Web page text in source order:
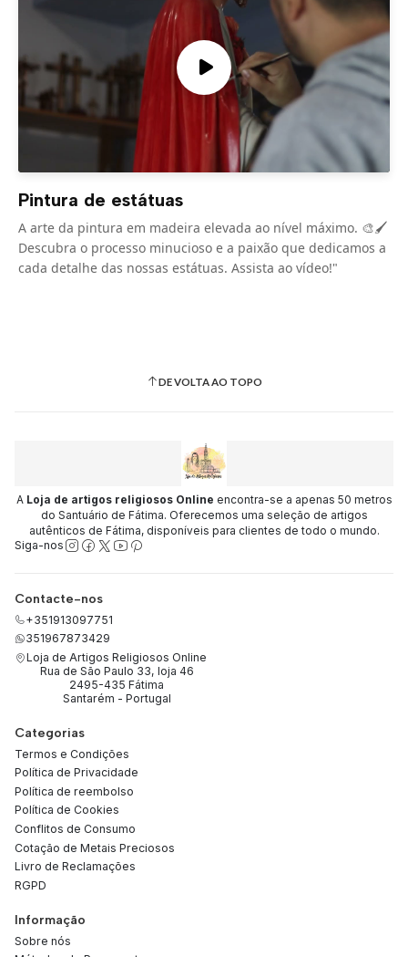
Pintura de estátuas
A arte da pintura em madeira elevada ao nível máximo. 🎨🖌️
Descubra o processo minucioso e a paixão que dedicamos a
cada detalhe das nossas estátuas. Assista ao vídeo!"
DE VOLTA AO TOPO
A Loja de artigos religiosos Online encontra-se a apenas 50 metros
do Santuário de Fátima. Oferecemos uma seleção de artigos
autênticos de Fátima, disponíveis para clientes de todo o mundo.
Siga-nos
Contacte-nos
+351913097751
351967873429
Loja de Artigos Religiosos Online
Rua de São Paulo 33, loja 46
2495-435 Fátima
Santarém - Portugal
Categorias
Termos e Condições
Política de Privacidade
Política de reembolso
Política de Cookies
Conflitos de Consumo
Cotação de Metais Preciosos
Livro de Reclamações
RGPD
Informação
Sobre nós